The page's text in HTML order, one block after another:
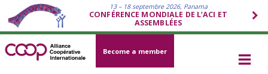
13 – 18 septembre 2026, Panama
CONFÉRENCE MONDIALE DE L’ACI ET
ASSEMBLÉES
Become a member